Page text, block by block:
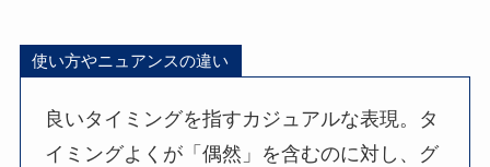
使い方やニュアンスの違い
良いタイミングを指すカジュアルな表現。タ
イミングよくが「偶然」を含むのに対し、グ